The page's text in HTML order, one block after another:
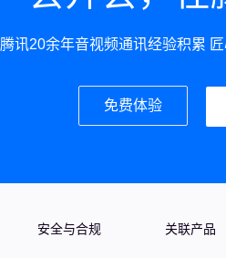
腾讯20余年音视频通讯经验积累
免费体验
安全与合规 关联产品